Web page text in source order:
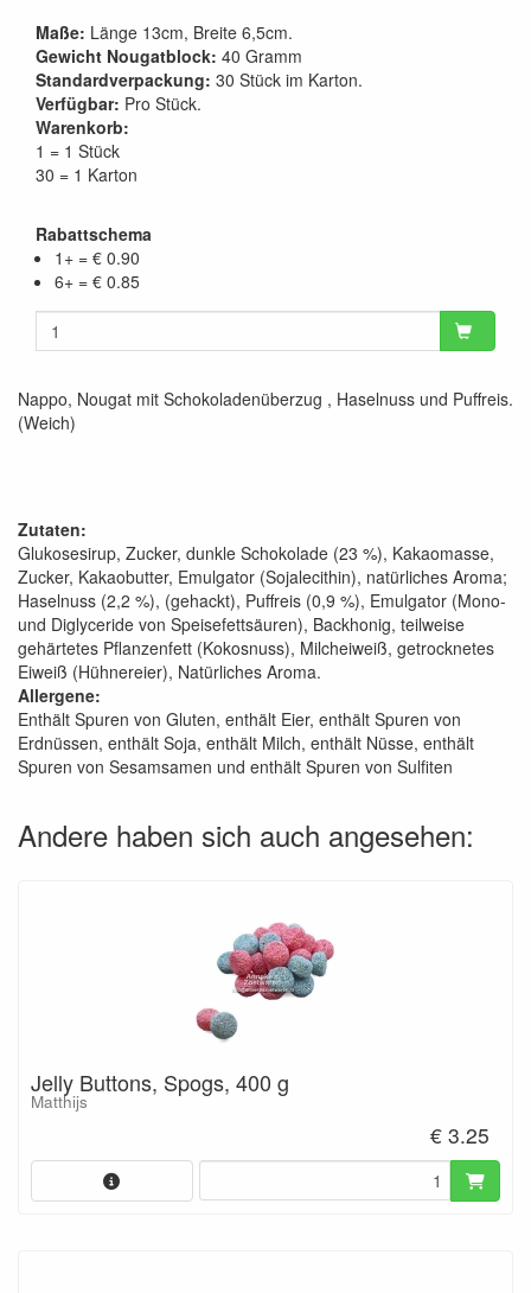
Maße: Länge 13cm, Breite 6,5cm.
Gewicht Nougatblock: 40 Gramm
Standardverpackung: 30 Stück im Karton.
Verfügbar: Pro Stück.
Warenkorb:
1 = 1 Stück
30 = 1 Karton
Rabattschema
1+ = € 0.90
6+ = € 0.85
Nappo, Nougat mit Schokoladenüberzug , Haselnuss und Puffreis.
(Weich)
Zutaten:
Glukosesirup, Zucker, dunkle Schokolade (23 %), Kakaomasse,
Zucker, Kakaobutter, Emulgator (Sojalecithin), natürliches Aroma;
Haselnuss (2,2 %), (gehackt), Puffreis (0,9 %), Emulgator (Mono-
und Diglyceride von Speisefettsäuren), Backhonig, teilweise
gehärtetes Pflanzenfett (Kokosnuss), Milcheiweiß, getrocknetes
Eiweiß (Hühnereier), Natürliches Aroma.
Allergene:
Enthält Spuren von Gluten, enthält Eier, enthält Spuren von
Erdnüssen, enthält Soja, enthält Milch, enthält Nüsse, enthält
Spuren von Sesamsamen und enthält Spuren von Sulfiten
Andere haben sich auch angesehen:
Jelly Buttons, Spogs, 400 g
Matthijs
€ 3.25